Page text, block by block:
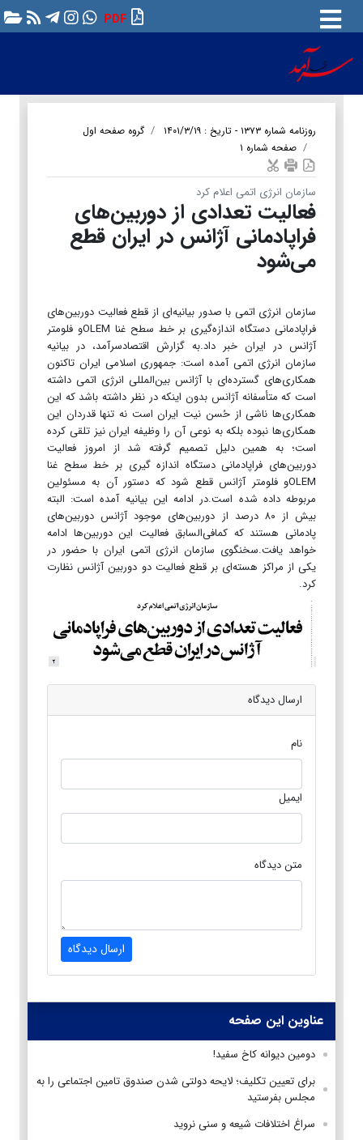
PDF
روزنامه شماره ۱۳۷۳ - تاریخ : ۱۴۰۱/۳/۱۹
گروه صفحه اول
صفحه شماره ۱
سازمان انرژی اتمی اعلام کرد
فعالیت تعدادی از دوربین‌های
فراپادمانی آژانس در ایران قطع
می‌شود
سازمان انرژی اتمی با صدور بیانیه‌ای از قطع فعالیت‌ دوربین‌های
فراپادمانی دستگاه اندازه‌گیری بر خط سطح غنا OLEMو فلومتر
آژانس در ایران خبر داد.به گزارش اقتصادسرآمد، در بیانیه
سازمان انرژی اتمی آمده است: جمهوری اسلامی ایران تاکنون
همکاری‌های گسترده‌ای با آژانس بین‌المللی انرژی اتمی داشته
است که متأسفانه آژانس بدون اینکه در نظر داشته باشد که این
همکاری‌ها ناشی از حُسن نیت ایران است نه تنها قدردان این
همکاری‌ها نبوده بلکه به نوعی آن را وظیفه ایران نیز تلقی کرده
است؛ به همین دلیل تصمیم گرفته شد از امروز فعالیت‌
دوربین‌های فراپادمانی دستگاه اندازه گیری بر خط سطح غنا
OLEM‌و فلومتر آژانس قطع شود که دستور آن به مسئولین
مربوطه داده شده است.در ادامه این بیانیه آمده است: البته
بیش از ۸۰ درصد از دوربین‌های موجود آژانس دوربین‌های
پادمانی هستند که کمافی‌السابق فعالیت این دوربین‌ها ادامه
خواهد یافت.سخنگوی سازمان انرژی اتمی ایران با حضور در
یکی از مراکز هسته‌ای بر قطع فعالیت دو دوربین آژانس نظارت
کرد.
ارسال دیدگاه
نام
ایمیل
متن دیدگاه
ارسال دیدگاه
عناوین این صفحه
دومین دیوانه کاخ سفید!
برای تعیین تکلیف؛ لایحه دولتی شدن صندوق تامین اجتماعی را به
مجلس بفرستید
سراغ اختلافات شیعه و سنی نروید